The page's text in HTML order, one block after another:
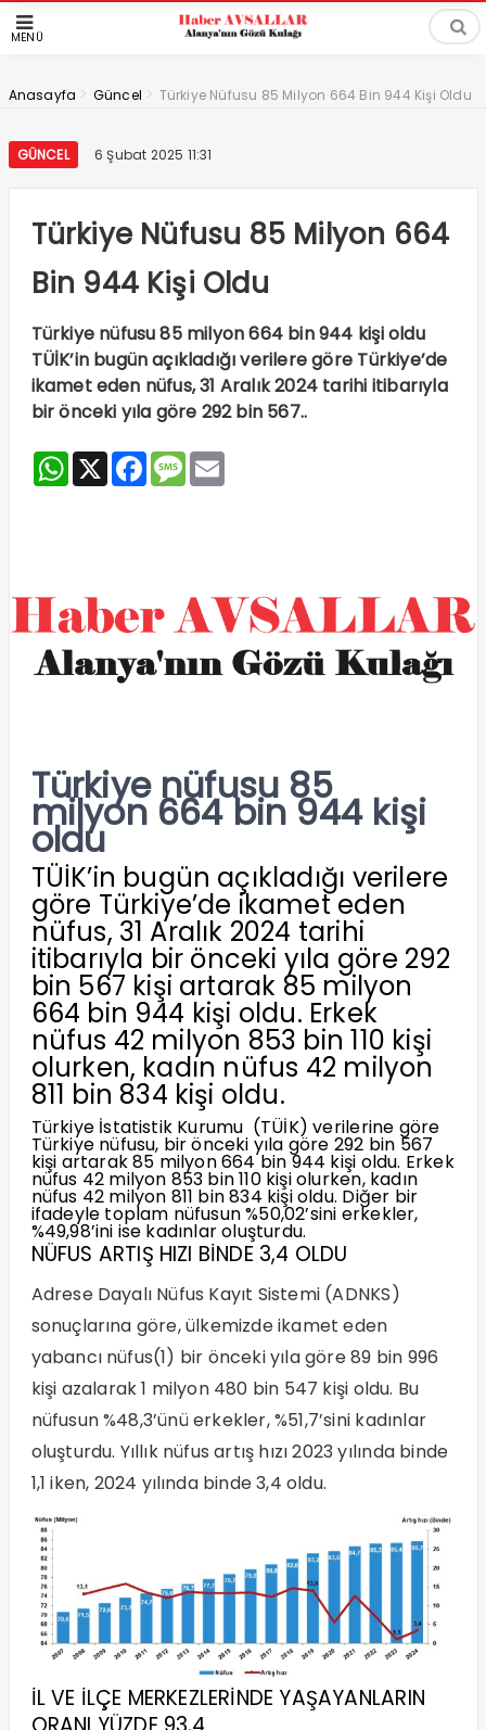
MENÜ
Anasayfa > Güncel > Türkiye Nüfusu 85 Milyon 664 Bin 944 Kişi Oldu
GÜNCEL 6 Şubat 2025 11:31
Türkiye Nüfusu 85 Milyon 664
Bin 944 Kişi Oldu
Türkiye nüfusu 85 milyon 664 bin 944 kişi oldu
TÜİK’in bugün açıkladığı verilere göre Türkiye’de
ikamet eden nüfus, 31 Aralık 2024 tarihi itibarıyla
bir önceki yıla göre 292 bin 567..
WhatsApp
X Facebook
Message
Email
Türkiye nüfusu 85
milyon 664 bin 944 kişi
oldu
TÜİK’in bugün açıkladığı verilere
göre Türkiye’de ikamet eden
nüfus, 31 Aralık 2024 tarihi
itibarıyla bir önceki yıla göre 292
bin 567 kişi artarak 85 milyon
664 bin 944 kişi oldu. Erkek
nüfus 42 milyon 853 bin 110 kişi
olurken, kadın nüfus 42 milyon
811 bin 834 kişi oldu.
Türkiye İstatistik Kurumu (TÜİK) verilerine göre
Türkiye nüfusu, bir önceki yıla göre 292 bin 567
kişi artarak 85 milyon 664 bin 944 kişi oldu. Erkek
nüfus 42 milyon 853 bin 110 kişi olurken, kadın
nüfus 42 milyon 811 bin 834 kişi oldu. Diğer bir
ifadeyle toplam nüfusun %50,02’sini erkekler,
%49,98’ini ise kadınlar oluşturdu.
NÜFUS ARTIŞ HIZI BİNDE 3,4 OLDU
Adrese Dayalı Nüfus Kayıt Sistemi (ADNKS)
sonuçlarına göre, ülkemizde ikamet eden
yabancı nüfus(1) bir önceki yıla göre 89 bin 996
kişi azalarak 1 milyon 480 bin 547 kişi oldu. Bu
nüfusun %48,3’ünü erkekler, %51,7’sini kadınlar
oluşturdu. Yıllık nüfus artış hızı 2023 yılında binde
1,1 iken, 2024 yılında binde 3,4 oldu.
İL VE İLÇE MERKEZLERİNDE YAŞAYANLARIN